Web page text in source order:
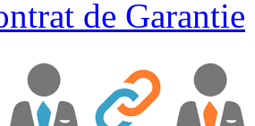
de Garantie